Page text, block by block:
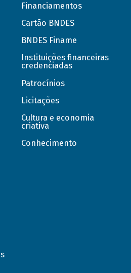
Financiamentos
Cartão BNDES
BNDES Finame
Instituições financeiras
credenciadas
Patrocínios
Licitações
Cultura e economia
criativa
Conhecimento